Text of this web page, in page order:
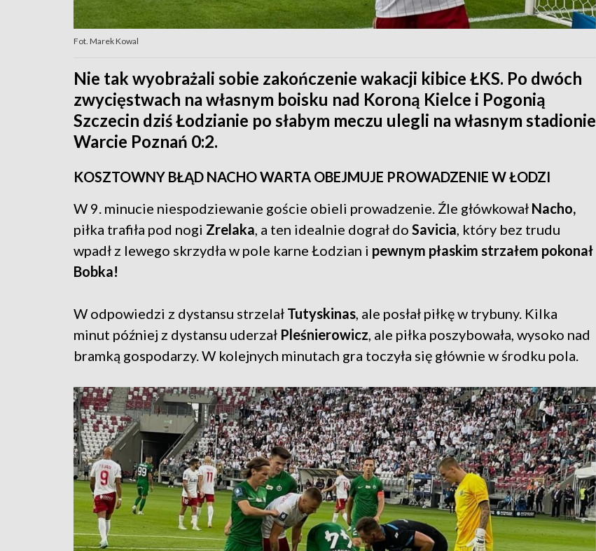
Fot. Marek Kowal
Nie tak wyobrażali sobie zakończenie wakacji kibice ŁKS. Po dwóch
zwycięstwach na własnym boisku nad Koroną Kielce i Pogonią
Szczecin dziś Łodzianie po słabym meczu ulegli na własnym stadionie
Warcie Poznań 0:2.
KOSZTOWNY BŁĄD NACHO WARTA OBEJMUJE PROWADZENIE W ŁODZI
W 9. minucie niespodziewanie goście obieli prowadzenie. Źle główkował Nacho,
piłka trafiła pod nogi Zrelaka, a ten idealnie dograł do Savicia, który bez trudu
wpadł z lewego skrzydła w pole karne Łodzian i pewnym płaskim strzałem pokonał
Bobka!
W odpowiedzi z dystansu strzelał Tutyskinas, ale posłał piłkę w trybuny. Kilka
minut później z dystansu uderzał Pleśnierowicz, ale piłka poszybowała, wysoko nad
bramką gospodarzy. W kolejnych minutach gra toczyła się głównie w środku pola.